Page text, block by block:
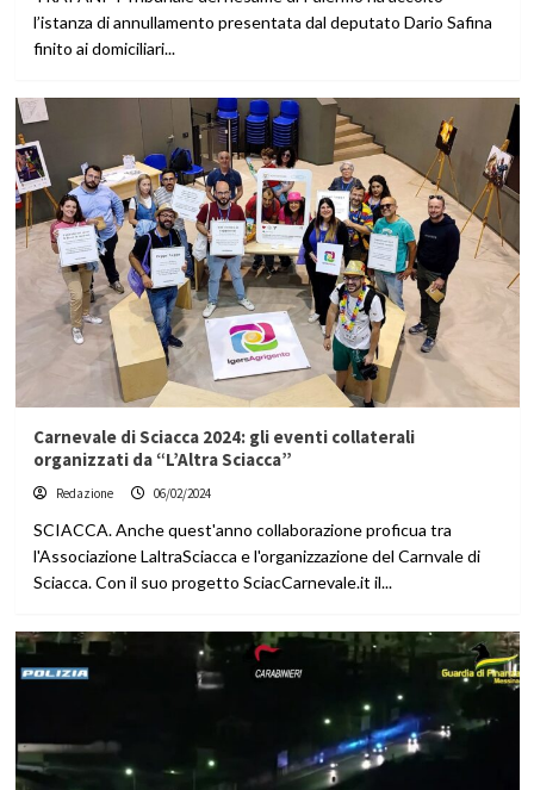
l’istanza di annullamento presentata dal deputato Dario Safina
finito ai domiciliari...
Carnevale di Sciacca 2024: gli eventi collaterali
organizzati da “L’Altra Sciacca”
Redazione 06/02/2024
SCIACCA. Anche quest'anno collaborazione proficua tra
l'Associazione LaltraSciacca e l'organizzazione del Carnvale di
Sciacca. Con il suo progetto SciacCarnevale.it il...